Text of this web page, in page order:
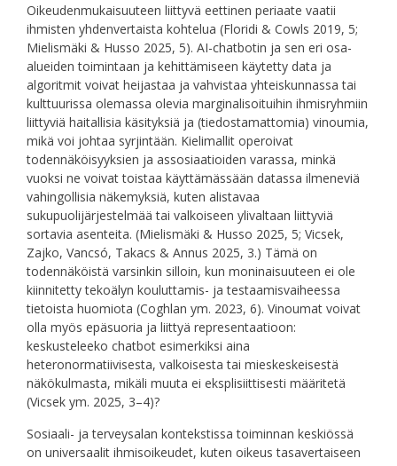
Oikeudenmukaisuuteen liittyvä eettinen periaate vaatii
ihmisten yhdenvertaista kohtelua (Floridi & Cowls 2019, 5;
Mielismäki & Husso 2025, 5). AI-chatbotin ja sen eri osa-
alueiden toimintaan ja kehittämiseen käytetty data ja
algoritmit voivat heijastaa ja vahvistaa yhteiskunnassa tai
kulttuurissa olemassa olevia marginalisoituihin ihmisryhmiin
liittyviä haitallisia käsityksiä ja (tiedostamattomia) vinoumia,
mikä voi johtaa syrjintään. Kielimallit operoivat
todennäköisyyksien ja assosiaatioiden varassa, minkä
vuoksi ne voivat toistaa käyttämässään datassa ilmeneviä
vahingollisia näkemyksiä, kuten alistavaa
sukupuolijärjestelmää tai valkoiseen ylivaltaan liittyviä
sortavia asenteita. (Mielismäki & Husso 2025, 5; Vicsek,
Zajko, Vancsó, Takacs & Annus 2025, 3.) Tämä on
todennäköistä varsinkin silloin, kun moninaisuuteen ei ole
kiinnitetty tekoälyn kouluttamis- ja testaamisvaiheessa
tietoista huomiota (Coghlan ym. 2023, 6). Vinoumat voivat
olla myös epäsuoria ja liittyä representaatioon:
keskusteleeko chatbot esimerkiksi aina
heteronormatiivisesta, valkoisesta tai mieskeskeisestä
näkökulmasta, mikäli muuta ei eksplisiittisesti määritetä
(Vicsek ym. 2025, 3–4)?
Sosiaali- ja terveysalan kontekstissa toiminnan keskiössä
on universaalit ihmisoikeudet, kuten oikeus tasavertaiseen